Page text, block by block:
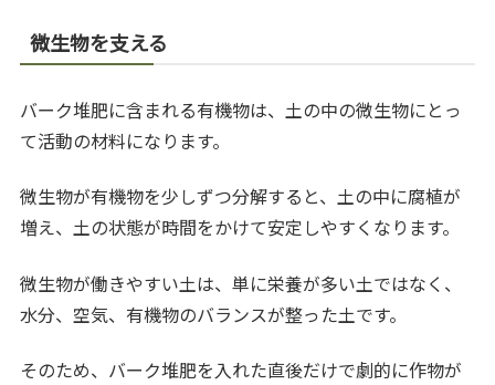
微生物を支える
バーク堆肥に含まれる有機物は、土の中の微生物にとっ
て活動の材料になります。
微生物が有機物を少しずつ分解すると、土の中に腐植が
増え、土の状態が時間をかけて安定しやすくなります。
微生物が働きやすい土は、単に栄養が多い土ではなく、
水分、空気、有機物のバランスが整った土です。
そのため、バーク堆肥を入れた直後だけで劇的に作物が